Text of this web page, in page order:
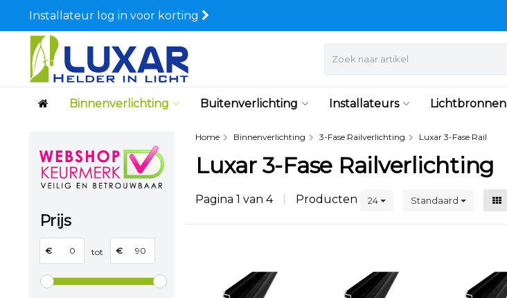
Installateur log in voor korting
Binnenverlichting Buitenverlichting Installateurs Lichtbronnen
Prijs
€ tot €
Home Binnenverlichting 3-Fase Railverlichting Luxar 3-Fase Rail
Luxar 3-Fase Railverlichting
Pagina 1 van 4 Producten 24 Standaard